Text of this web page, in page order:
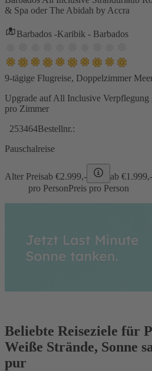
& Spa oder The Abidah by Accra
Barbados -Karibik - Barbados
9-tägige Flugreise, Doppelzimmer
Upgrade auf All Inclusive Verpflegung
pro Zimmer
253464Bestellnr.:
Pauschalreise
Alter Preisab €2.999,- ab €1.999,-
pro PersonPreis pro Person
Beliebte Reiseziele für
Weiße Strände, Sonne
pur